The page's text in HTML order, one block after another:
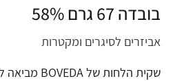
בובדה 67 גרם 58%
אביזרים לסיגרים ומקטרות